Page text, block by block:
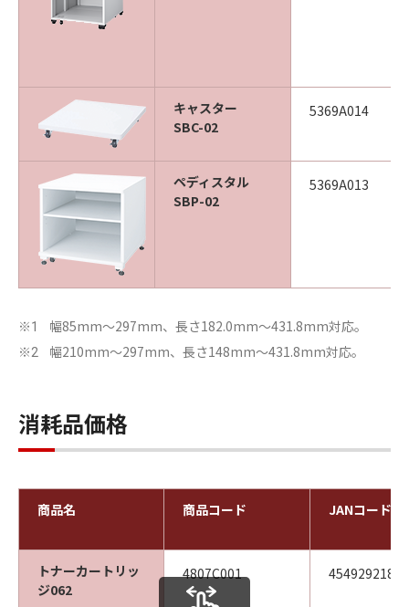
キャスター
SBC-02
5369A014
ペディスタル
SBP-02
5369A013
※1 幅85mm～297mm、長さ182.0mm～431.8mm対応。
※2 幅210mm～297mm、長さ148mm～431.8mm対応。
消耗品価格
商品名 商品コード JANコード
トナーカートリッ
ジ062
4807C001